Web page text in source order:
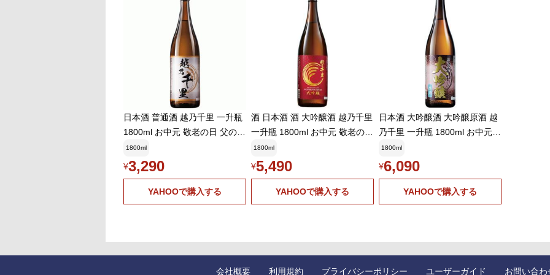
日本酒 普通酒 越乃千里 一升瓶
1800ml お中元 敬老の日 父の日
ギフト プレゼント
1800ml
¥3,290
YAHOOで購入する
酒 日本酒 酒 大吟醸酒 越乃千里
一升瓶 1800ml お中元 敬老の日
父の日 ギフト プレゼント 【75
60円(税込)以上で送料無料】
1800ml
¥5,490
YAHOOで購入する
日本酒 大吟醸酒 大吟醸原酒 越
乃千里 一升瓶 1800ml お中元
敬老の日 父の日 ギフト プレゼ
ント
1800ml
¥6,090
YAHOOで購入する
会社概要 利用規約 プライバシーポリシー ユーザーガイド お問い合わ